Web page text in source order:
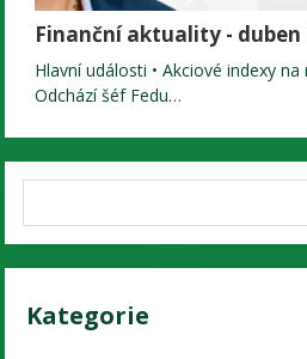
Finanční aktuality - duben
Hlavní události • Akciové indexy na
Odchází šéf Fedu…
Kategorie